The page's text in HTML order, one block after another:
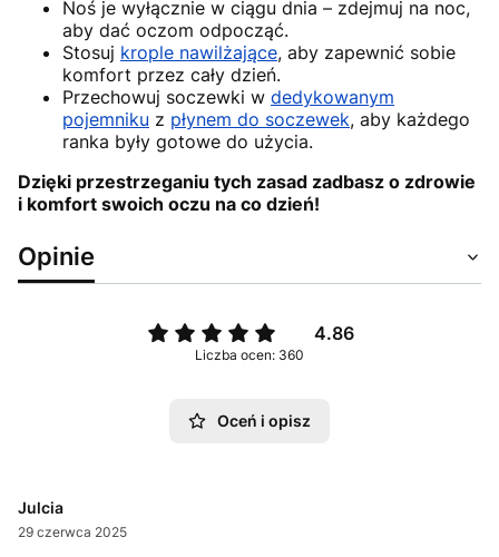
Noś je wyłącznie w ciągu dnia – zdejmuj na noc,
aby dać oczom odpocząć.
Stosuj krople nawilżające, aby zapewnić sobie
komfort przez cały dzień.
Przechowuj soczewki w dedykowanym
pojemniku z płynem do soczewek, aby każdego
ranka były gotowe do użycia.
Dzięki przestrzeganiu tych zasad zadbasz o zdrowie
i komfort swoich oczu na co dzień!
Opinie
4.86
Liczba ocen: 360
Oceń i opisz
Julcia
29 czerwca 2025